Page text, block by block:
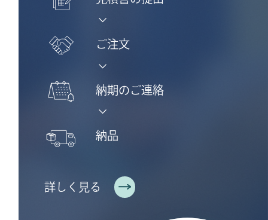
ご注文
納期のご連絡
納品
詳しく見る